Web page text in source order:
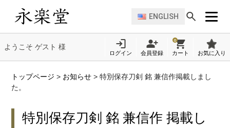
ENGLISH
ようこそ ゲスト 様
ログイン 会員登録
0
カート お気に入り
トップページ > お知らせ >特別保存刀剣 銘 兼信作掲載しまし
た。
特別保存刀剣 銘 兼信作 掲載し